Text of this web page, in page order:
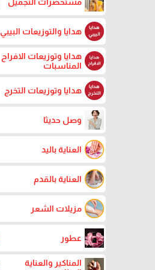
هدايا والتوزيعات البيبي
هدايا وتوزيعات الافراح
المناسبات
هدايا وتوزيعات التخرج
وصل حديثا
العناية باليد
العناية بالقدم
مزيلات الشعر
عطور
المناكير والعناية